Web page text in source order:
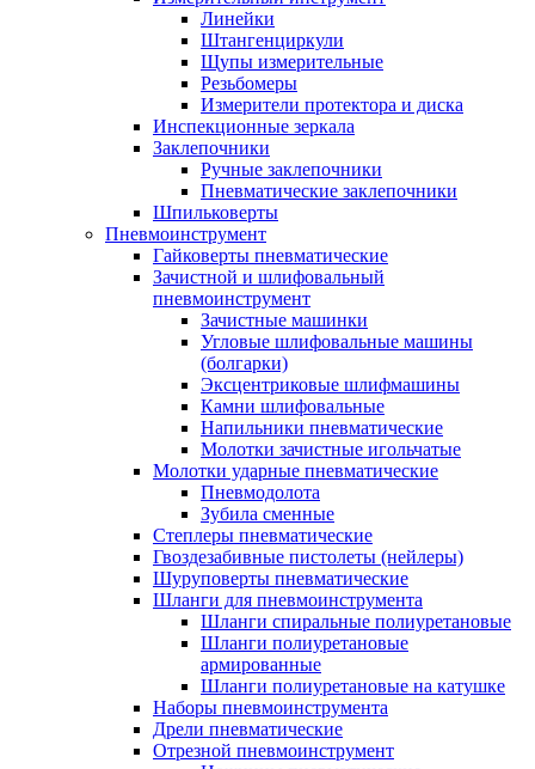
Линейки
Штангенциркули
Щупы измерительные
Резьбомеры
Измерители протектора и диска
Инспекционные зеркала
Заклепочники
Ручные заклепочники
Пневматические заклепочники
Шпильковерты
Пневмоинструмент
Гайковерты пневматические
Зачистной и шлифовальный
пневмоинструмент
Зачистные машинки
Угловые шлифовальные машины
(болгарки)
Эксцентриковые шлифмашины
Камни шлифовальные
Напильники пневматические
Молотки зачистные игольчатые
Молотки ударные пневматические
Пневмодолота
Зубила сменные
Степлеры пневматические
Гвоздезабивные пистолеты (нейлеры)
Шуруповерты пневматические
Шланги для пневмоинструмента
Шланги спиральные полиуретановые
Шланги полиуретановые
армированные
Шланги полиуретановые на катушке
Наборы пневмоинструмента
Дрели пневматические
Отрезной пневмоинструмент